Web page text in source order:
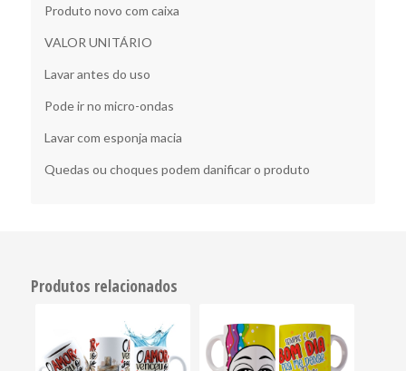
Produto novo com caixa
VALOR UNITÁRIO
Lavar antes do uso
Pode ir no micro-ondas
Lavar com esponja macia
Quedas ou choques podem danificar o produto
Produtos relacionados